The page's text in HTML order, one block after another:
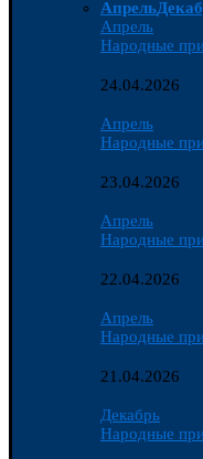
Апрель
Апрель
Народные
24.04.2026
Апрель
Народные
23.04.2026
Апрель
Народные
22.04.2026
Апрель
Народные
21.04.2026
Декабрь
Народные